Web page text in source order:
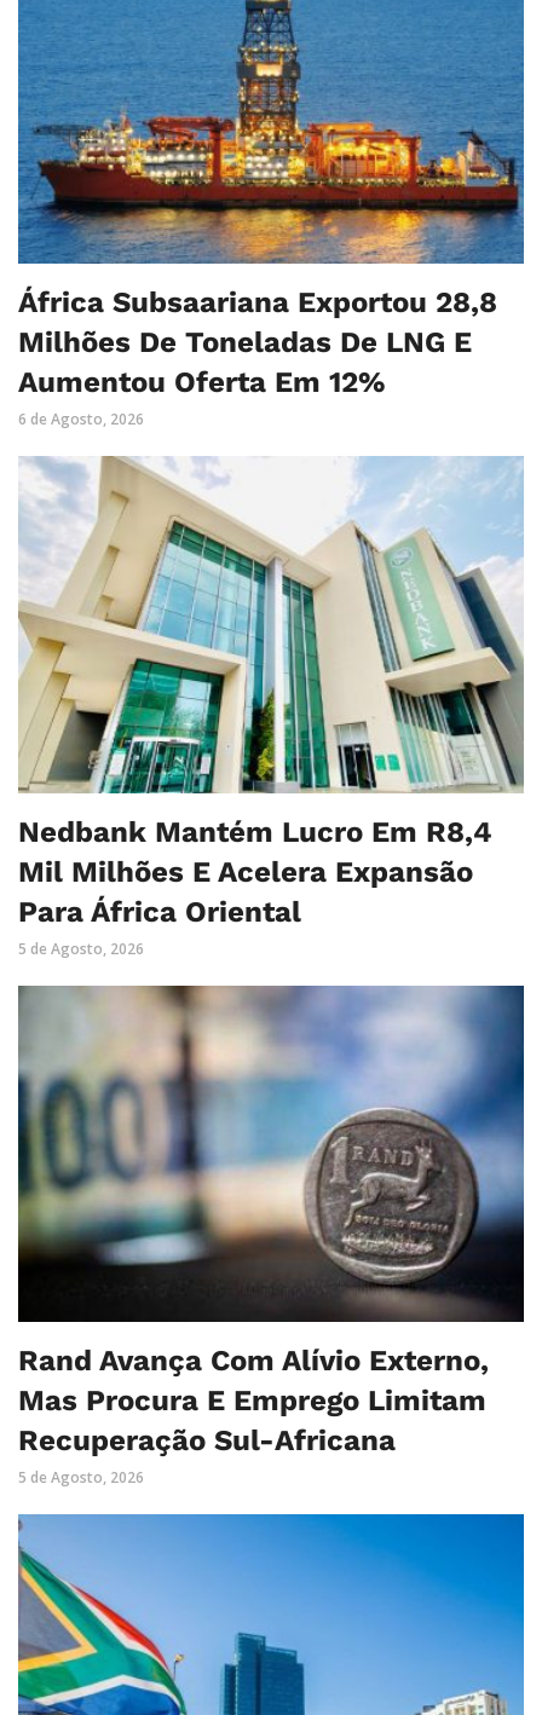
África Subsaariana Exportou 28,8
Milhões De Toneladas De LNG E
Aumentou Oferta Em 12%
6 de Agosto, 2026
Nedbank Mantém Lucro Em R8,4
Mil Milhões E Acelera Expansão
Para África Oriental
5 de Agosto, 2026
Rand Avança Com Alívio Externo,
Mas Procura E Emprego Limitam
Recuperação Sul-Africana
5 de Agosto, 2026